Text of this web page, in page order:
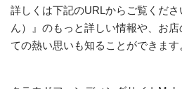
詳しくは下記のURLからご覧くだ
ん）』のもっと詳しい情報や、お
ての熱い思いも知ることができます